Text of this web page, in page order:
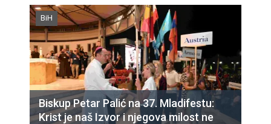
BiH
Biskup Petar Palić na 37. Mladifestu:
Krist je naš Izvor i njegova milost ne